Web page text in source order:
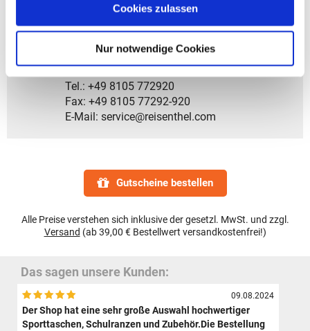
Cookies zulassen
Nur notwendige Cookies
> Hersteller: Reisenthel Accessoires GmbH & Co. KG
Zeppelinstr. 4
Deutschland
- Kontakt:
Tel.: +49 8105 772920
Fax: +49 8105 77292-920
E-Mail: service@reisenthel.com
Gutscheine bestellen
Alle Preise verstehen sich inklusive der gesetzl. MwSt. und zzgl.
Versand (ab 39,00 € Bestellwert versandkostenfrei!)
Das sagen unsere Kunden:
09.08.2024
Der Shop hat eine sehr große Auswahl hochwertiger
Sporttaschen, Schulranzen und Zubehör.Die Bestellung